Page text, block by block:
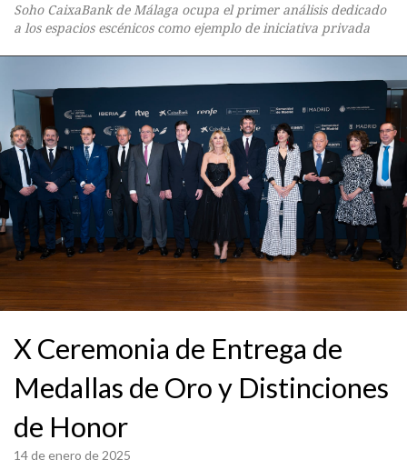
Soho CaixaBank de Málaga ocupa el primer análisis dedicado
a los espacios escénicos como ejemplo de iniciativa privada
X Ceremonia de Entrega de
Medallas de Oro y Distinciones
de Honor
14 de enero de 2025